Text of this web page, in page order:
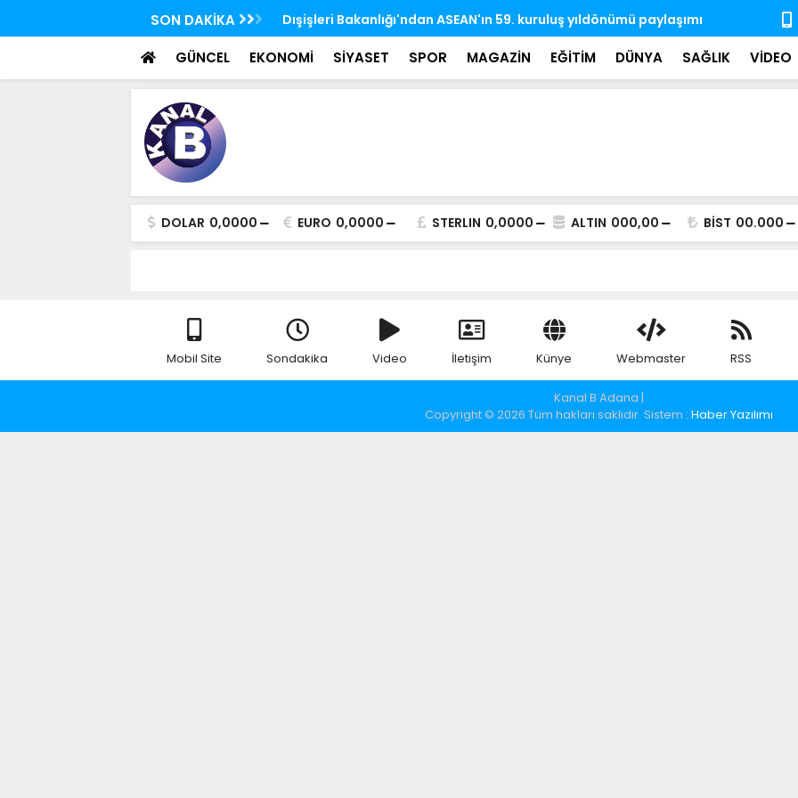
SON DAKİKA Dışişleri Bakanlığı'ndan ASEAN'ın 59. kuruluş yıldönümü paylaşımı Kongo'da
GÜNCEL EKONOMİ SİYASET SPOR MAGAZİN EĞİTİM DÜNYA SAĞLIK VİDEO
DOLAR 0,0000 EURO 0,0000 STERLIN 0,0000 ALTIN 000,00 BİST 00.000
Mobil Site Sondakika Video İletişim Künye Webmaster RSS
Kanal B Adana |
Copyright © 2026 Tüm hakları saklıdır. Sistem : Haber Yazılımı